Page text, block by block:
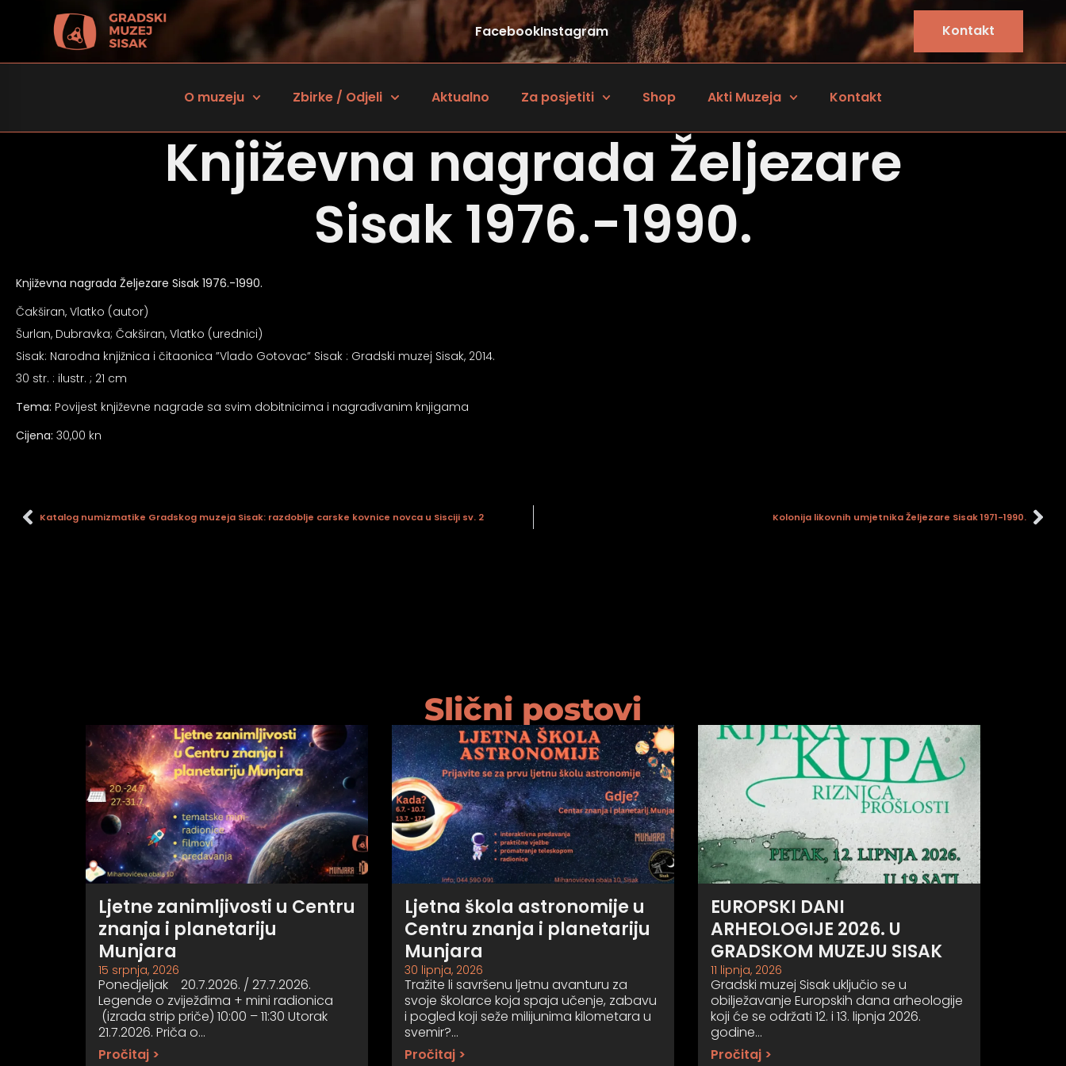
FacebookInstagram Kontakt
O muzeju Zbirke / Odjeli Aktualno Za posjetiti Shop Akti Muzeja Kontakt
Književna nagrada Željezare
Sisak 1976.-1990.
Književna nagrada Željezare Sisak 1976.-1990.
Čakširan, Vlatko (autor)
Šurlan, Dubravka; Čakširan, Vlatko (urednici)
Sisak: Narodna knjižnica i čitaonica ”Vlado Gotovac” Sisak : Gradski muzej Sisak, 2014.
30 str. : ilustr. ; 21 cm
Tema: Povijest književne nagrade sa svim dobitnicima i nagrađivanim knjigama
Cijena: 30,00 kn
Katalog numizmatike Gradskog muzeja Sisak: razdoblje carske kovnice novca u Sisciji sv. 2 Kolonija likovnih umjetnika Željezare Sisak 1971-1990.
Slični postovi
Ljetne zanimljivosti u Centru
znanja i planetariju
Munjara
15 srpnja, 2026
Ponedjeljak 20.7.2026. / 27.7.2026.
Legende o zviježđima + mini radionica
(izrada strip priče) 10:00 – 11:30 Utorak
21.7.2026. Priča o…
Pročitaj >
Ljetna škola astronomije u
Centru znanja i planetariju
Munjara
30 lipnja, 2026
Tražite li savršenu ljetnu avanturu za
svoje školarce koja spaja učenje, zabavu
i pogled koji seže milijunima kilometara u
svemir?…
Pročitaj >
EUROPSKI DANI
ARHEOLOGIJE 2026. U
GRADSKOM MUZEJU SISAK
11 lipnja, 2026
Gradski muzej Sisak uključio se u
obilježavanje Europskih dana arheologije
koji će se održati 12. i 13. lipnja 2026.
godine…
Pročitaj >
profil za epilepsiju
prijateljski režim
režim za epilepsiju